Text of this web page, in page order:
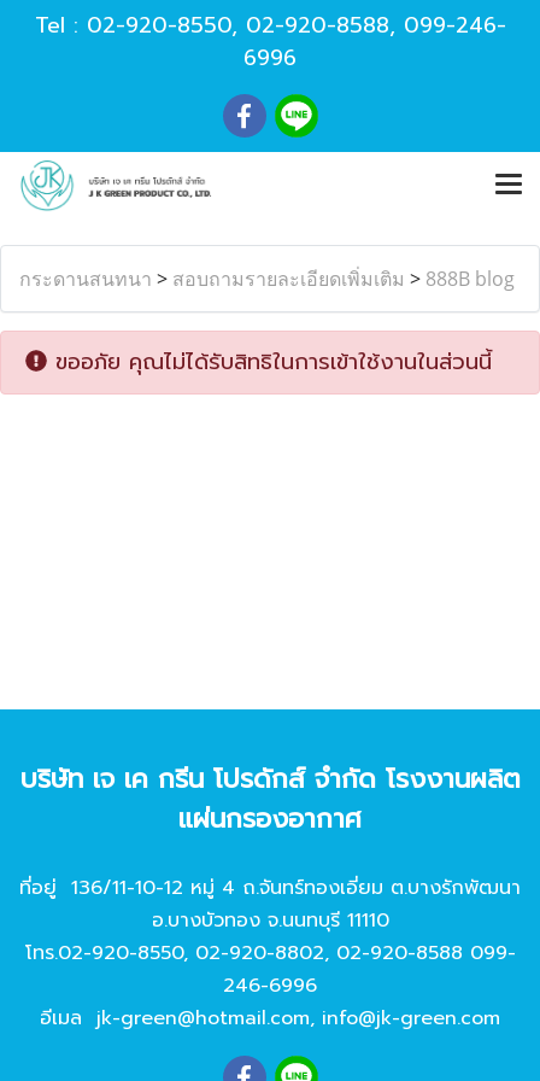
Tel : 02-920-8550, 02-920-8588, 099-246-
6996
กระดานสนทนา > สอบถามรายละเอียดเพิ่มเติม > 888B blog
ขออภัย คุณไม่ได้รับสิทธิในการเข้าใช้งานในส่วนนี้
บริษัท เจ เค กรีน โปรดักส์ จํากัด โรงงานผลิต
แผ่นกรองอากาศ
ที่อยู่ 136/11-10-12 หมู่ 4 ถ.จันทร์ทองเอี่ยม ต.บางรักพัฒนา
อ.บางบัวทอง จ.นนทบุรี 11110
โทร.02-920-8550, 02-920-8802, 02-920-8588 099-
246-6996
อีเมล jk-green@hotmail.com, info@jk-green.com